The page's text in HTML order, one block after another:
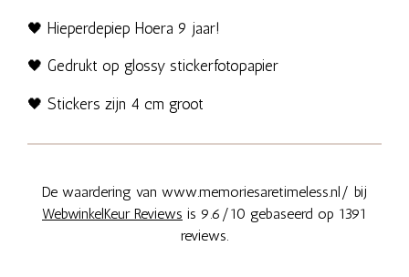
🖤 Hieperdepiep Hoera 9 jaar!
🖤 Gedrukt op glossy stickerfotopapier
🖤 Stickers zijn 4 cm groot
De waardering van www.memoriesaretimeless.nl/ bij
WebwinkelKeur Reviews is 9.6/10 gebaseerd op 1391
reviews.